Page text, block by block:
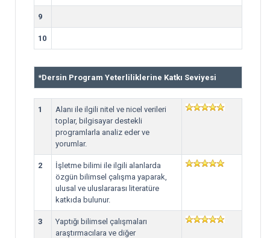
9
10
*Dersin Program Yeterliliklerine Katkı Seviyesi
1
Alanı ile ilgili nitel ve nicel verileri
toplar, bilgisayar destekli
programlarla analiz eder ve
yorumlar.
2
İşletme bilimi ile ilgili alanlarda
özgün bilimsel çalışma yaparak,
ulusal ve uluslararası literatüre
katkıda bulunur.
3
Yaptığı bilimsel çalışmaları
araştırmacılara ve diğer